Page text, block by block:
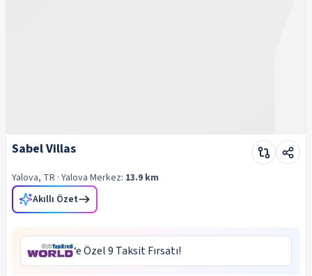
Sabel Villas
Yalova, TR · Yalova Merkez: 13.9 km
Akıllı Özet
‘e Özel 9 Taksit Fırsatı!